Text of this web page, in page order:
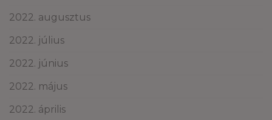
2022. augusztus
2022. július
2022. június
2022. május
2022. április